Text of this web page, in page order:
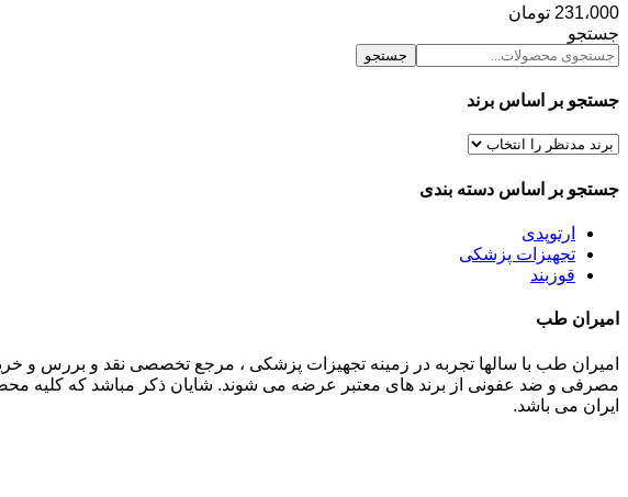
231،000 تومان
جستجو
جستجو
جستجو بر اساس برند
جستجو بر اساس دسته بندی
ارتوپدی
تجهیزات پزشکی
قوزبند
امیران طب
امیران طب با سالها تجربه در زمینه تجهیزات پزشکی ، مرجع تخصصی نقد و بررس و
مصرفی و ضد عفونی از برند های معتبر عرضه می شوند. شایان ذکر مباشد که کلیه
ایران می باشد.